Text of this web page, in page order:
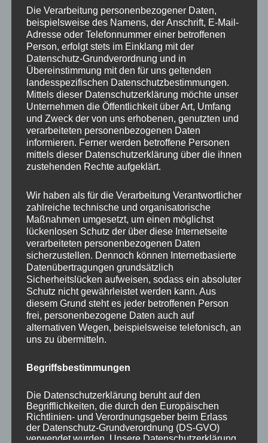
MP Mario Porten
Beratung
Training
Coaching
Impulsvorträge
NEWS ABONNIEREN?
KATEGORIEN
Aktuelle Fakten und Umfragen
Impulse zur persönlichen Reflexion
Naturfoto-Blog
Training und Coaching
Die Verarbeitung personenbezogener Daten,
beispielsweise des Namens, der Anschrift, E-Mail-
Adresse oder Telefonnummer einer betroffenen
Person, erfolgt stets im Einklang mit der
Datenschutz-Grundverordnung und in
Übereinstimmung mit den für uns geltenden
landesspezifischen Datenschutzbestimmungen.
Mittels dieser Datenschutzerklärung möchte unser
Unternehmen die Öffentlichkeit über Art, Umfang
und Zweck der von uns erhobenen, genutzten und
verarbeiteten personenbezogenen Daten
informieren. Ferner werden betroffene Personen
mittels dieser Datenschutzerklärung über die ihnen
zustehenden Rechte aufgeklärt.
Wir haben als für die Verarbeitung Verantwortlicher
zahlreiche technische und organisatorische
Maßnahmen umgesetzt, um einen möglichst
lückenlosen Schutz der über diese Internetseite
verarbeiteten personenbezogenen Daten
sicherzustellen. Dennoch können Internetbasierte
Datenübertragungen grundsätzlich
Sicherheitslücken aufweisen, sodass ein absoluter
Schutz nicht gewährleistet werden kann. Aus
diesem Grund steht es jeder betroffenen Person
frei, personenbezogene Daten auch auf
alternativen Wegen, beispielsweise telefonisch, an
uns zu übermitteln.
Begriffsbestimmungen
Die Datenschutzerklärung beruht auf den
Begrifflichkeiten, die durch den Europäischen
Richtlinien- und Verordnungsgeber beim Erlass
der Datenschutz-Grundverordnung (DS-GVO)
verwendet wurden. Unsere Datenschutzerklärung